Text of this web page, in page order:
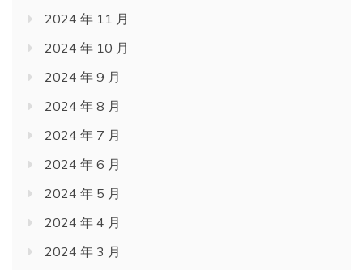
2024 年 11 月
2024 年 10 月
2024 年 9 月
2024 年 8 月
2024 年 7 月
2024 年 6 月
2024 年 5 月
2024 年 4 月
2024 年 3 月